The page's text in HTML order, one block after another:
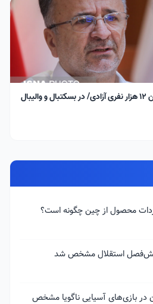
سالن ۱۸ هزار نفری به جای سالن ۱۲ هزار نفری آزادی/ در بسکتبال و والیبال
محصول از چین چگونه است؟
استقلال مشخص شد
در بازی‌های آسیایی ناگویا مشخص